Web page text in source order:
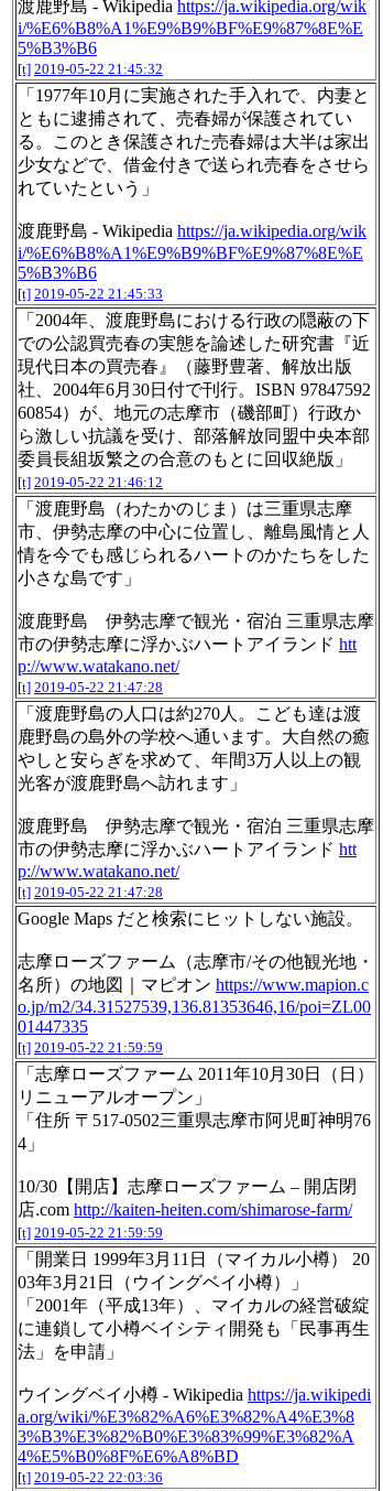
渡鹿野島 - Wikipedia https://ja.wikipedia.org/wik
i/%E6%B8%A1%E9%B9%BF%E9%87%8E%E
5%B3%B6
[t] 2019-05-22 21:45:32
「1977年10月に実施された手入れで、内妻と
ともに逮捕されて、売春婦が保護されてい
る。このとき保護された売春婦は大半は家出
少女などで、借金付きで送られ売春をさせら
れていたという」
渡鹿野島 - Wikipedia https://ja.wikipedia.org/wik
i/%E6%B8%A1%E9%B9%BF%E9%87%8E%E
5%B3%B6
[t] 2019-05-22 21:45:33
「2004年、渡鹿野島における行政の隠蔽の下
での公認買売春の実態を論述した研究書『近
現代日本の買売春』（藤野豊著、解放出版
社、2004年6月30日付で刊行。ISBN 97847592
60854）が、地元の志摩市（磯部町）行政か
ら激しい抗議を受け、部落解放同盟中央本部
委員長組坂繁之の合意のもとに回収絶版」
[t] 2019-05-22 21:46:12
「渡鹿野島（わたかのじま）は三重県志摩
市、伊勢志摩の中心に位置し、離島風情と人
情を今でも感じられるハートのかたちをした
小さな島です」
渡鹿野島 伊勢志摩で観光・宿泊 三重県志摩
市の伊勢志摩に浮かぶハートアイランド htt
p://www.watakano.net/
[t] 2019-05-22 21:47:28
「渡鹿野島の人口は約270人。こども達は渡
鹿野島の島外の学校へ通います。大自然の癒
やしと安らぎを求めて、年間3万人以上の観
光客が渡鹿野島へ訪れます」
渡鹿野島 伊勢志摩で観光・宿泊 三重県志摩
市の伊勢志摩に浮かぶハートアイランド htt
p://www.watakano.net/
[t] 2019-05-22 21:47:28
Google Maps だと検索にヒットしない施設。
志摩ローズファーム（志摩市/その他観光地・
名所）の地図｜マピオン https://www.mapion.c
o.jp/m2/34.31527539,136.81353646,16/poi=ZL00
01447335
[t] 2019-05-22 21:59:59
「志摩ローズファーム 2011年10月30日（日）
リニューアルオープン」
「住所 〒517-0502三重県志摩市阿児町神明76
4」
10/30【開店】志摩ローズファーム – 開店閉
店.com http://kaiten-heiten.com/shimarose-farm/
[t] 2019-05-22 21:59:59
「開業日 1999年3月11日（マイカル小樽） 20
03年3月21日（ウイングベイ小樽）」
「2001年（平成13年）、マイカルの経営破綻
に連鎖して小樽ベイシティ開発も「民事再生
法」を申請」
ウイングベイ小樽 - Wikipedia https://ja.wikipedi
a.org/wiki/%E3%82%A6%E3%82%A4%E3%8
3%B3%E3%82%B0%E3%83%99%E3%82%A
4%E5%B0%8F%E6%A8%BD
[t] 2019-05-22 22:03:36